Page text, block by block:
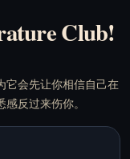
Club!
它会先让你相信自己在
反过来伤你。